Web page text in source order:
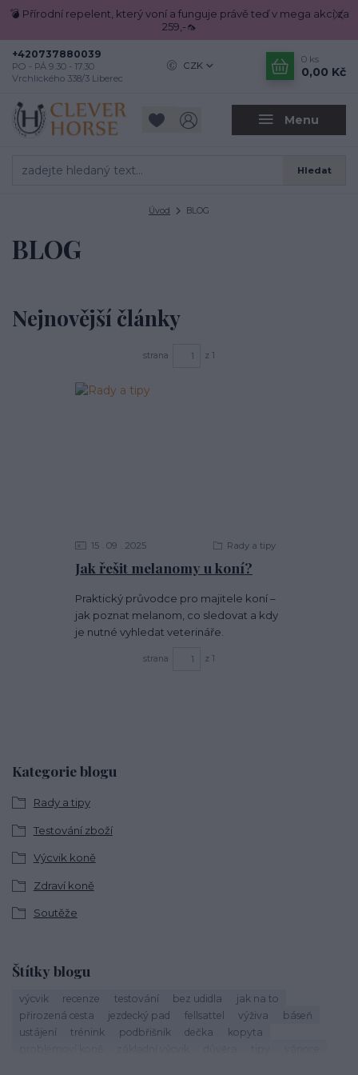
💣 Přírodní repelent, který voní a funguje právě teď v mega akci za
259,-🦟
Menu
CZK
Hledat
+420737880039
PO - PÁ 9.30 - 17.30
Vrchlického 338/3 Liberec
0 ks
0,00 Kč
Úvod BLOG
Kategorie blogu
Rady a tipy
Testování zboží
Výcvik koně
Zdraví koně
Soutěže
Štítky blogu
výcvik recenze testování bez udidla
jak na to
přirozená cesta
jezdecký pad fellsattel výživa
báseň
ustájení
trénink podbřišník dečka
kopyta
BLOG
Nejnovější články
strana z 1
Jak řešit melanomy u koní?
15 09 2025 Rady a tipy
Praktický průvodce pro majitele koní –
jak poznat melanom, co sledovat a kdy
je nutné vyhledat veterináře.
strana z 1